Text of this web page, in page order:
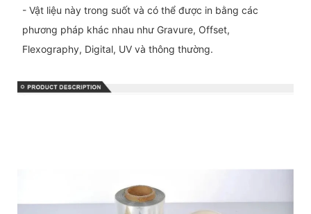
- Vật liệu này trong suốt và có thể được in bằng các
phương pháp khác nhau như Gravure, Offset,
Flexography, Digital, UV và thông thường.